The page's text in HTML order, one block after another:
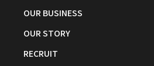
OUR BUSINESS
OUR STORY
RECRUIT